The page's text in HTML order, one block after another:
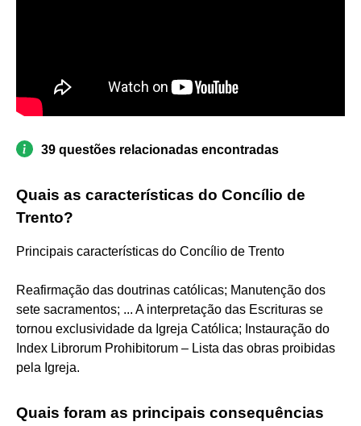
39 questões relacionadas encontradas
Quais as características do Concílio de
Trento?
Principais características do Concílio de Trento
Reafirmação das doutrinas católicas; Manutenção dos
sete sacramentos; ... A interpretação das Escrituras se
tornou exclusividade da Igreja Católica; Instauração do
Index Librorum Prohibitorum – Lista das obras proibidas
pela Igreja.
Quais foram as principais consequências